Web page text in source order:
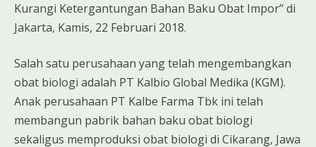
Kurangi Ketergantungan Bahan Baku Obat Impor” di
Jakarta, Kamis, 22 Februari 2018.
Salah satu perusahaan yang telah mengembangkan
obat biologi adalah PT Kalbio Global Medika (KGM).
Anak perusahaan PT Kalbe Farma Tbk ini telah
membangun pabrik bahan baku obat biologi
sekaligus memproduksi obat biologi di Cikarang, Jawa